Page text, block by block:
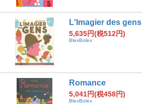
L'Imagier des gens
5,635円(税512円)
BlexBolex
Romance
5,041円(税458円)
BlexBolex